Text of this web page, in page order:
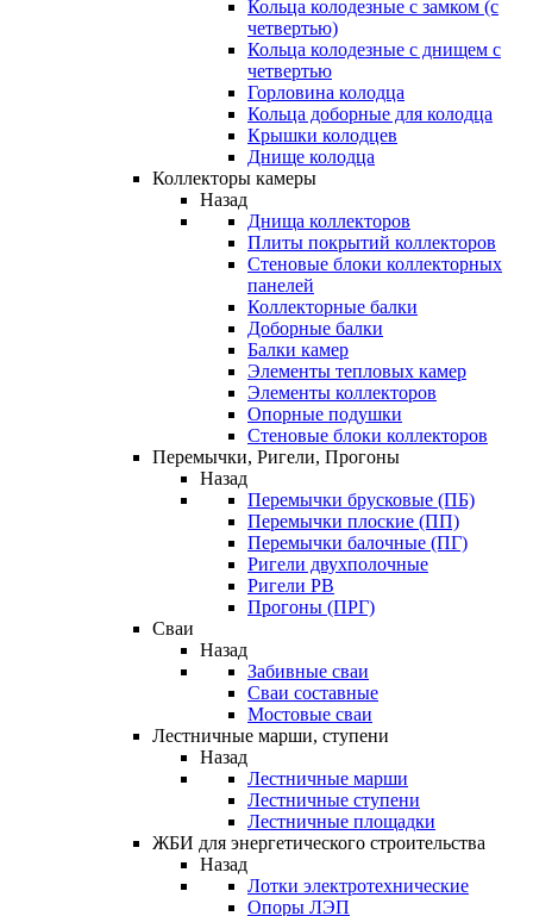
Кольца колодезные с замком (с
четвертью)
Кольца колодезные с днищем с
четвертью
Горловина колодца
Кольца доборные для колодца
Крышки колодцев
Днище колодца
Коллекторы камеры
Назад
Днища коллекторов
Плиты покрытий коллекторов
Стеновые блоки коллекторных
панелей
Коллекторные балки
Доборные балки
Балки камер
Элементы тепловых камер
Элементы коллекторов
Опорные подушки
Стеновые блоки коллекторов
Перемычки, Ригели, Прогоны
Назад
Перемычки брусковые (ПБ)
Перемычки плоские (ПП)
Перемычки балочные (ПГ)
Ригели двухполочные
Ригели РВ
Прогоны (ПРГ)
Сваи
Назад
Забивные сваи
Сваи составные
Мостовые сваи
Лестничные марши, ступени
Назад
Лестничные марши
Лестничные ступени
Лестничные площадки
ЖБИ для энергетического строительства
Назад
Лотки электротехнические
Опоры ЛЭП